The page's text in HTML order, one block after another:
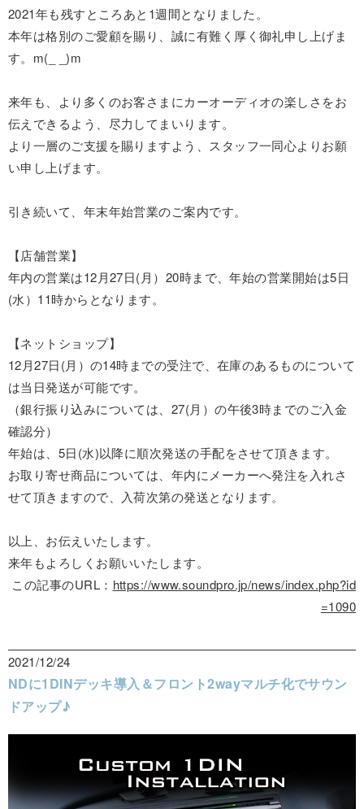
2021年も残すところあと1週間となりました。
本年は格別のご愛顧を賜り、誠に有難く厚く御礼申し上げま
す。m(_ _)m
来年も、より多くのお客さまにカーオーディオの楽しさをお
伝えできるよう、尽力してまいります。
より一層のご支援を賜りますよう、スタッフ一同心よりお願
い申し上げます。
引き続いて、年末年始営業のご案内です。
【店舗営業】
年内の営業は12月27日(月）20時まで、年始の営業開始は5日
(水）11時からとなります。
【ネットショップ】
12月27日(月）の14時までの受注で、在庫のあるものについて
は当日発送が可能です。
（銀行振り込みについては、27(月）の午後3時までのご入金
確認分）
年始は、5日(水)以降に順次発送の手配をさせて頂きます。
お取り寄せ商品については、年内にメーカーへ発注を入れさ
せて頂きますので、入荷次第の発送となります。
以上、お伝えいたします。
来年もよろしくお願いいたします。
この記事のURL： https://www.soundpro.jp/news/index.php?id
=1090
2021/12/24
NDに1DINデッキ導入＆フロント2wayマルチ化でサウン
ドアップ♪